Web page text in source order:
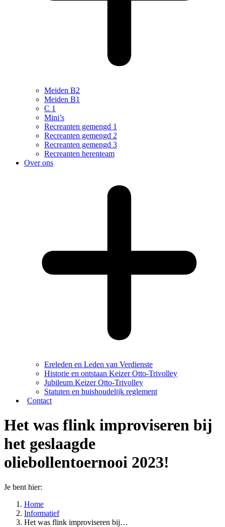
Meiden B2
Meiden B1
C 1
Mini’s
Recreanten gemengd 1
Recreanten gemengd 2
Recreanten gemengd 3
Recreanten herenteam
Over ons
Ereleden en Leden van Verdienste
Historie en ontstaan Keizer Otto-Trivolley
Jubileum Keizer Otto-Trivolley
Statuten en huishoudelijk reglement
Contact
Het was flink improviseren bij
het geslaagde
oliebollentoernooi 2023!
Je bent hier:
Home
Informatief
Het was flink improviseren bij…